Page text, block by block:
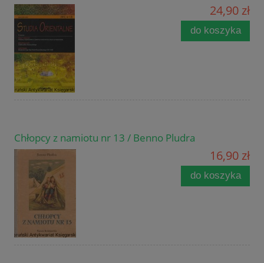
24,90 zł
do koszyka
Chłopcy z namiotu nr 13 / Benno Pludra
16,90 zł
do koszyka